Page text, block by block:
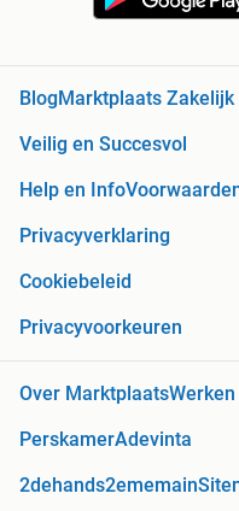
BlogMarktplaats Zakelijk
Veilig en Succesvol
Help en Info
Privacyverklaring
Cookiebeleid
Privacyvoorkeuren
Over Marktplaats
PerskamerAdevinta
2dehands2ememain